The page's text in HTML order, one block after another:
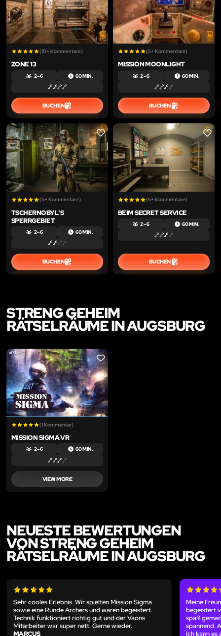
(10+ Kommentare)
ZONE 13
2 – 6 60 MIN.
BUCHEN
(5+ Kommentare)
MISSION MOONLIGHT
2 – 6 60 MIN.
BUCHEN
LIKE
(5+ Kommentare)
TSCHERNOBYL'S
SPERRGEBIET
2 – 6 60 MIN.
BUCHEN
LIKE
(5+ Kommentare)
BEIM SECRET SERVICE
2 – 6 60 MIN.
BUCHEN
STRENG GEHEIM
RÄTSELRÄUME IN AUGSBURG
LIKE
(1 Kommentar)
MISSION SIGMA VR
2 – 6 60 MIN.
VIEW MORE
NEUESTE BEWERTUNGEN
VON STRENG GEHEIM
RÄTSELRÄUME IN AUGSBURG
Sehr cooles Erlebnis. Wir spielten Mission Sigma
sowie eine Runde Archers und waren begeistert.
Technik funktioniert richtig gut und der Vaons
Mitarbeiter war super nett. Gerne wieder.
MARCUS
Meine
begeistert
spaß
spannend.
Ich kann es